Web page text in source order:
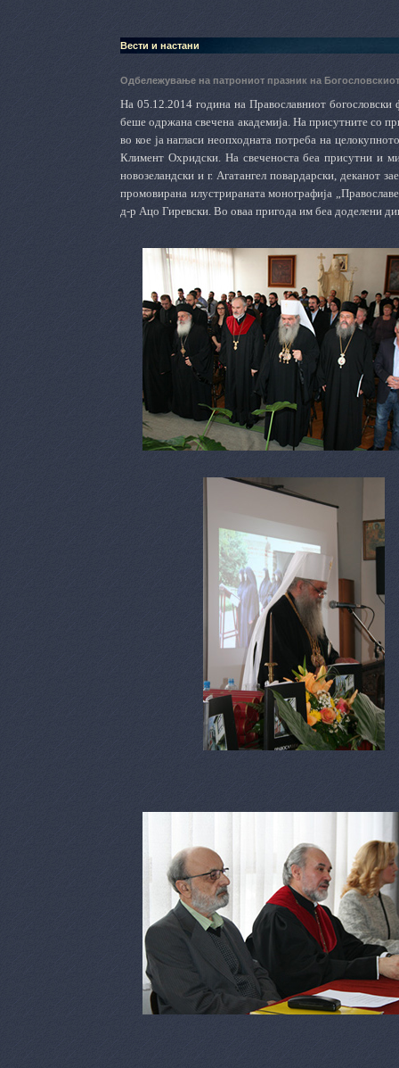
Вести и настани
Одбележување на патрониот празник на
На 05.12.2014 година на Православниот
беше одржана свечена академија. На присутните со
во кое ја нагласи неопходната потреба на
Климент Охридски. На свеченоста беа присутни и
новозеландски и г. Агатангел повардарски, деканот
промовирана илустрираната монографија
д-р Ацо Гиревски. Во оваа пригода им беа доделени